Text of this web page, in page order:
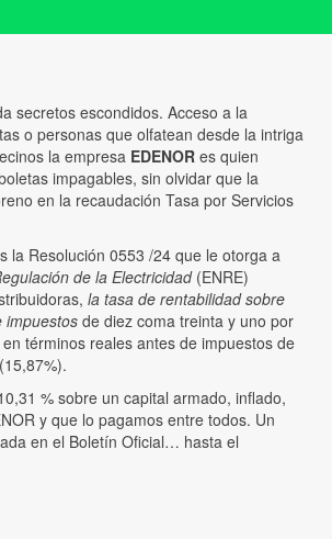
secretos escondidos. Acceso a la
o personas que olfatean desde la intriga
la empresa EDENOR es quien
impagables, sin olvidar que la
en la recaudación Tasa por Servicios
la Resolución 0553 /24 que le otorga a
de la Electricidad(ENRE)
la tasa de rentabilidad sobre
impuestos de diez coma treinta y uno por
términos reales antes de impuestos de
% sobre un capital armado, inflado,
y que lo pagamos entre todos. Un
en el Boletín Oficial… hasta el